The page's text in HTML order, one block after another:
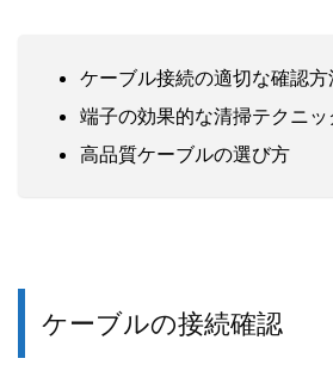
ケーブル接続の適切な確認方
端子の効果的な清掃テクニッ
高品質ケーブルの選び方
ケーブルの接続確認